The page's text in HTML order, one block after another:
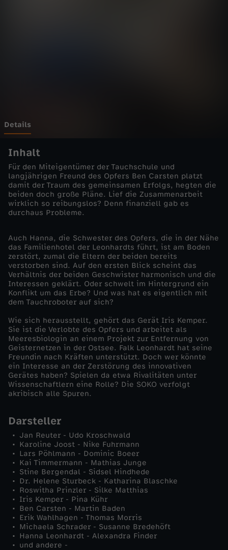
e
i
s
t
r
n
e
t
z
e
Details
Inhalt
Für den Miteigentümer der Tauchschule und
langjährigen Freund des Opfers Ben Carsten platzt
damit der Traum des gemeinsamen Erfolgs, hegten die
beiden doch große Pläne. Lief die Zusammenarbeit
wirklich so reibungslos? Denn finanziell gab es
durchaus Probleme.
Auch Hanna, die Schwester des Opfers, die in der Nähe
das Familienhotel der Leonhardts führt, ist am Boden
zerstört, zumal die Eltern der beiden bereits
verstorben sind. Auf den ersten Blick scheint das
Verhältnis der beiden Geschwister harmonisch und die
Interessen geklärt. Oder schwelt im Hintergrund ein
Konflikt um das Erbe? Und was hat es eigentlich mit
dem Tauchroboter auf sich?
Wie sich herausstellt, gehört das Gerät Iris Kemper.
Sie ist die Verlobte des Opfers und arbeitet als
Meeresbiologin an einem Projekt zur Entfernung von
Geisternetzen in der Ostsee. Falk Leonhardt hat seine
Freundin nach Kräften unterstützt. Doch wer könnte
ein Interesse an der Zerstörung des innovativen
Gerätes haben? Spielen da etwa Rivalitäten unter
Wissenschaftlern eine Rolle? Die SOKO verfolgt
akribisch alle Spuren.
Darsteller
Jan Reuter - Udo Kroschwald
Karoline Joost - Nike Fuhrmann
Lars Pöhlmann - Dominic Boeer
Kai Timmermann - Mathias Junge
Stine Bergendal - Sidsel Hindhede
Dr. Helene Sturbeck - Katharina Blaschke
Roswitha Prinzler - Silke Matthias
Iris Kemper - Pina Kühr
Ben Carsten - Martin Baden
Erik Wahlhagen - Thomas Morris
Michaela Schrader - Susanne Bredehöft
Hanna Leonhardt - Alexandra Finder
und andere -